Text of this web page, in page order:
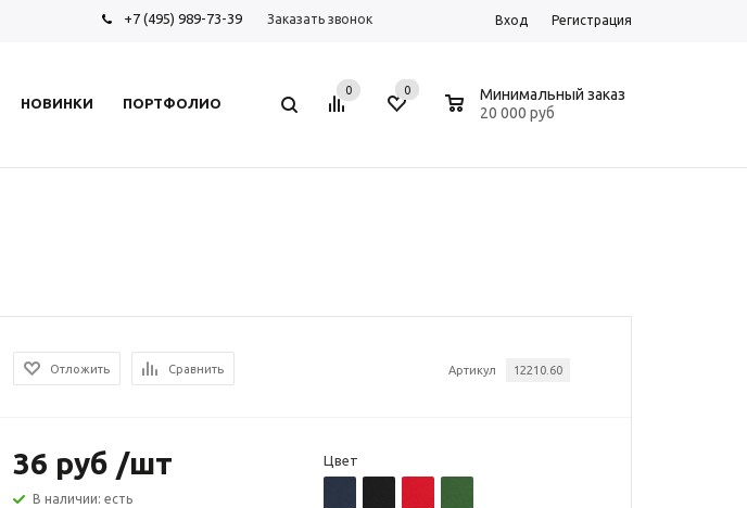
+7 (495) 989-73-39 Заказать звонок Вход Регистрация
НОВИНКИ ПОРТФОЛИО
0 0
Минимальный заказ
20 000 руб
Артикул 12210.60
Отложить Сравнить
36 руб /шт
В наличии: есть
Цвет